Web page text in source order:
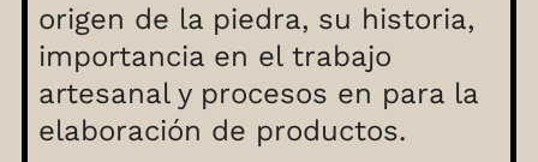
origen de la piedra, su historia,
importancia en el trabajo
artesanal y procesos en para la
elaboración de productos.